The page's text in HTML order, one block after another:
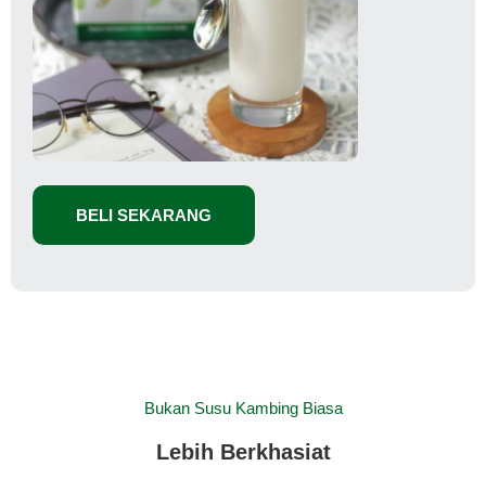
BELI SEKARANG
Bukan Susu Kambing Biasa
Lebih Berkhasiat